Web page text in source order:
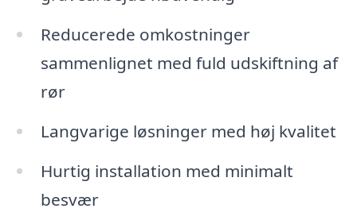
Reducerede omkostninger
sammenlignet med fuld udskiftning af
rør
Langvarige løsninger med høj kvalitet
Hurtig installation med minimalt
besvær